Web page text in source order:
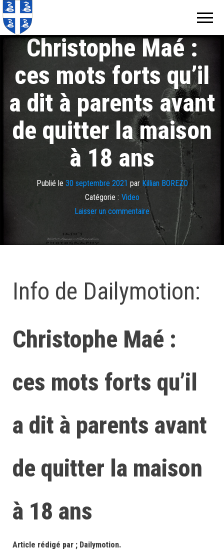
Christophe Maé :
ces mots forts qu’il
a dit à parents avant
de quitter la maison
à 18 ans
Publié le 30 septembre 2021 par Killian BOREZO
Catégorie : Video
Laisser un commentaire
Info de Dailymotion:
Christophe Maé :
ces mots forts qu’il
a dit à parents avant
de quitter la maison
à 18 ans
Article rédigé par ; Dailymotion.